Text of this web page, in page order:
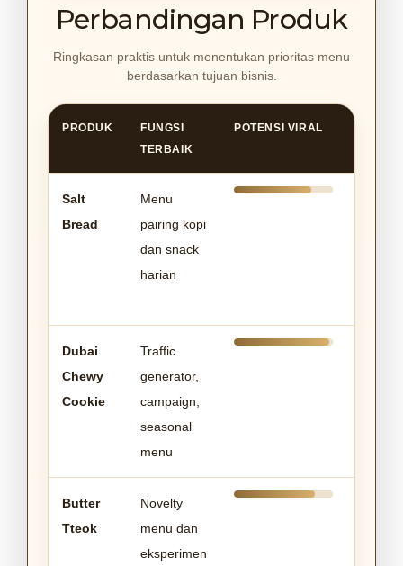
Perbandingan Produk
Ringkasan praktis untuk menentukan prioritas menu
berdasarkan tujuan bisnis.
PRODUK
FUNGSI
TERBAIK
POTENSI VIRAL
Salt
Bread
Menu
pairing kopi
dan snack
harian
Dubai
Chewy
Cookie
Traffic
generator,
campaign,
seasonal
menu
Butter
Tteok
Novelty
menu dan
eksperimen